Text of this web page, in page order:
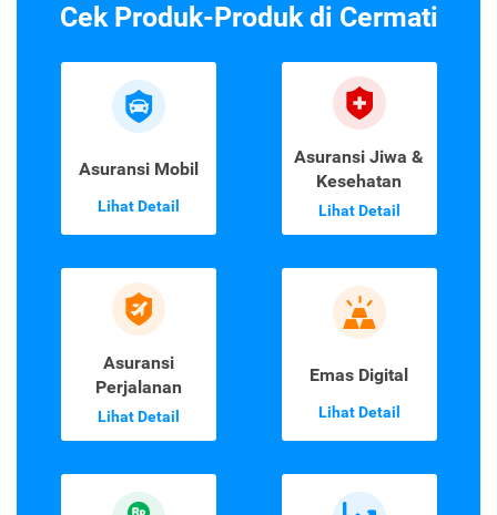
Cek Produk-Produk di Cermati
Asuransi Mobil
Lihat Detail
Asuransi Jiwa &
Kesehatan
Lihat Detail
Asuransi
Perjalanan
Lihat Detail
Emas Digital
Lihat Detail